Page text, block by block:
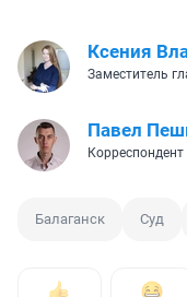
Ксения
Заместитель
Павел
Балаганск Суд